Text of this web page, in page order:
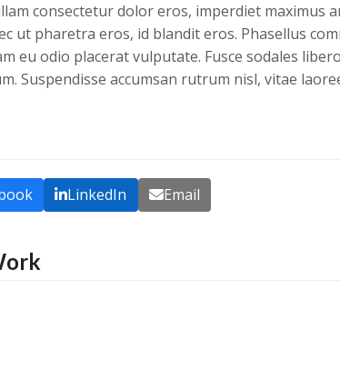
consectetur dolor eros, imperdiet
ut pharetra eros, id blandit eros. Phasellus
eu odio placerat vulputate. Fusce sodales
Suspendisse accumsan rutrum nisl, vitae
LinkedIn Email